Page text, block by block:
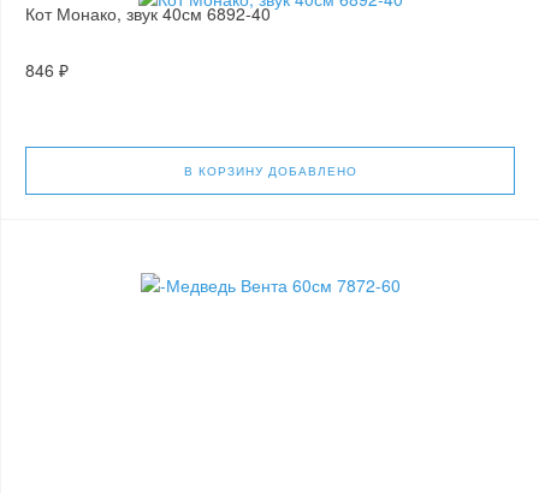
Кот Монако, звук 40см 6892-40
846 ₽
В КОРЗИНУ ДОБАВЛЕНО